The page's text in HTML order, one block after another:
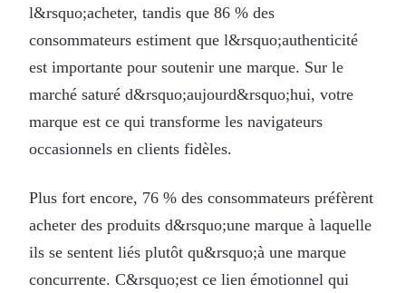
l&rsquo;acheter, tandis que 86 % des
consommateurs estiment que l&rsquo;authenticité
est importante pour soutenir une marque. Sur le
marché saturé d&rsquo;aujourd&rsquo;hui, votre
marque est ce qui transforme les navigateurs
occasionnels en clients fidèles.
Plus fort encore, 76 % des consommateurs préfèrent
acheter des produits d&rsquo;une marque à laquelle
ils se sentent liés plutôt qu&rsquo;à une marque
concurrente. C&rsquo;est ce lien émotionnel qui